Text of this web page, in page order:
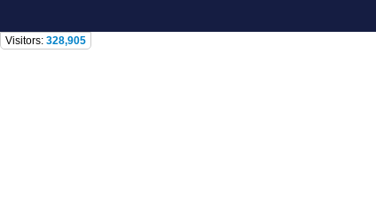
Visitors: 328,905